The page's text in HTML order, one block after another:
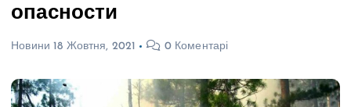
опасности
Новини 18 Жовтня, 2021 0 Коментарі